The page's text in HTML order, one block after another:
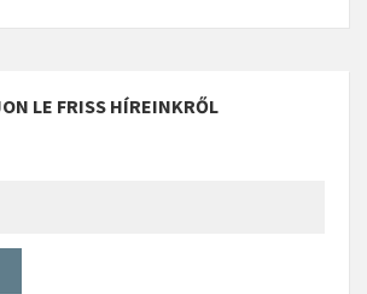
LE FRISS HÍREINKRŐL